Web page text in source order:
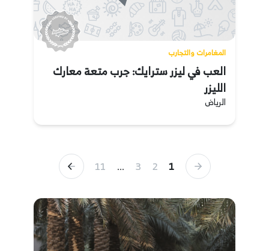
المغامرات والتجارب
العب في ليزر سترايك: جرب متعة معارك
الليزر
الرياض
1
2
3
...
11